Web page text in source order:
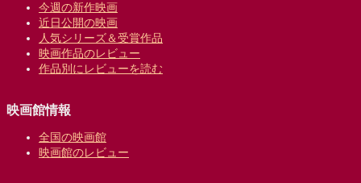
今週の新作映画
近日公開の映画
人気シリーズ＆受賞作品
映画作品のレビュー
作品別にレビューを読む
映画館情報
全国の映画館
映画館のレビュー